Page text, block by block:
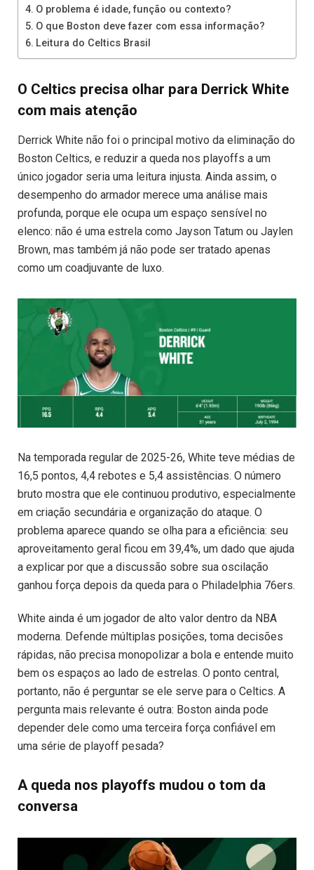
O problema é idade, função ou contexto?
O que Boston deve fazer com essa informação?
Leitura do Celtics Brasil
O Celtics precisa olhar para Derrick White
com mais atenção
Derrick White não foi o principal motivo da eliminação do
Boston Celtics, e reduzir a queda nos playoffs a um
único jogador seria uma leitura injusta. Ainda assim, o
desempenho do armador merece uma análise mais
profunda, porque ele ocupa um espaço sensível no
elenco: não é uma estrela como Jayson Tatum ou Jaylen
Brown, mas também já não pode ser tratado apenas
como um coadjuvante de luxo.
Na temporada regular de 2025-26, White teve médias de
16,5 pontos, 4,4 rebotes e 5,4 assistências. O número
bruto mostra que ele continuou produtivo, especialmente
em criação secundária e organização do ataque. O
problema aparece quando se olha para a eficiência: seu
aproveitamento geral ficou em 39,4%, um dado que ajuda
a explicar por que a discussão sobre sua oscilação
ganhou força depois da queda para o Philadelphia 76ers.
White ainda é um jogador de alto valor dentro da NBA
moderna. Defende múltiplas posições, toma decisões
rápidas, não precisa monopolizar a bola e entende muito
bem os espaços ao lado de estrelas. O ponto central,
portanto, não é perguntar se ele serve para o Celtics. A
pergunta mais relevante é outra: Boston ainda pode
depender dele como uma terceira força confiável em
uma série de playoff pesada?
A queda nos playoffs mudou o tom da
conversa